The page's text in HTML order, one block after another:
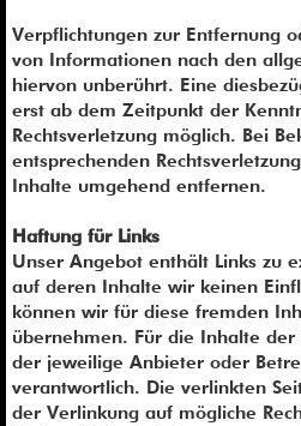
Verpflichtungen zur Entfernung
von Informationen nach den
hiervon unberührt. Eine
erst ab dem Zeitpunkt der
Rechtsverletzung möglich. Bei
entsprechenden
Inhalte umgehend entfernen.
Haftung für Links
Unser Angebot enthält Links zu
auf deren Inhalte wir keinen
können wir für diese fremden
übernehmen. Für die Inhalte
der jeweilige Anbieter oder
verantwortlich. Die verlinkten
der Verlinkung auf mögliche